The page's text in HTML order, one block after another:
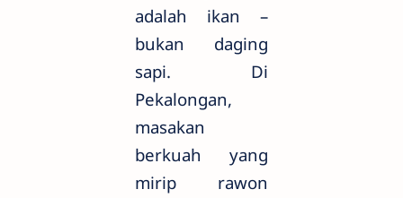
adalah ikan –
bukan daging
sapi. Di
Pekalongan,
masakan
berkuah yang
mirip rawon